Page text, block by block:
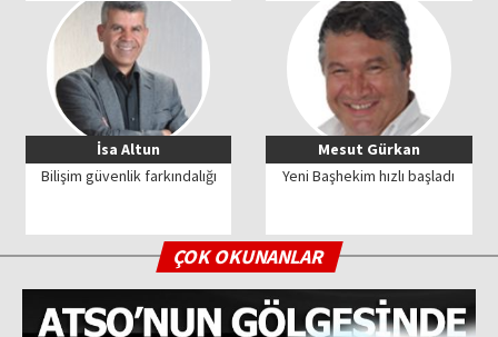
İsa Altun
Bilişim güvenlik farkındalığı
Mesut Gürkan
Yeni Başhekim hızlı başladı
ÇOK OKUNANLAR